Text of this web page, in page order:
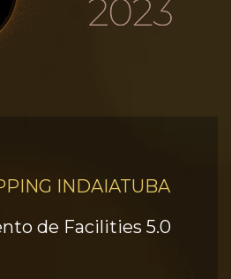
INDAIATUBA
de Facilities 5.0